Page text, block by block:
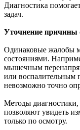
Диагностика
задач.
Уточнение причины
Одинаковые жалобы
состояниями.
мышечным
или воспалительным
невозможно точно
Методы
позволяют увидеть
только по осмотру.